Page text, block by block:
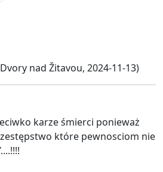
nad Žitavou, 2024-11-13)
karze śmierci ponieważ
które pewnosciom nie